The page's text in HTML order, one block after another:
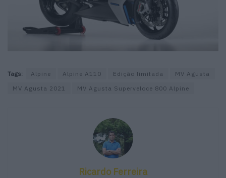
Tags: Alpine Alpine A110 Edição limitada
MV Agusta
MV Agusta 2021
MV Agusta Superveloce 800 Alpine
Ricardo Ferreira